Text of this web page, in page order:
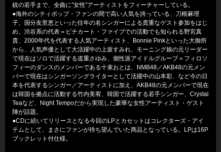
鋭の若手まで、全曲に”女性”アーティストをフィーチャーしている。
●海外のシティポップ・ファンの間で高い人気を誇っている、刀根麻理
子、国分友里恵といった往年の名シンガーによる貴重なゲスト参加をはじ
め、渋谷系の代表＝ピチカート・ファイブでの活動でも知られる野宮真
貴、2000年代を代表する人気アーティスト、Bonnie Pinkといった大御所
から、人気声優として大活躍中の上坂すみれ、モーニング娘の元リーダー
で現在はソロで活躍する道重さゆみ、個性派アイドルグループ＝フィロソ
フィーのダンスのメンバーである十束おとは、NMB48／AKB48の元メン
バーで現在はシンガーソングライターとして活躍中の山本彩、など今の日
本を代表するシンガー／アーティストに加え、AKB48の元メンバーで現在
は韓国を拠点に活動する竹内美宥、韓国で活躍する若手シンガー、Crystal
Teaなど、Night Tempoだから実現した豪華な女性アーティスト・ゲスト
陣が話題。
●CDに続いてリリースとなる今回のLPとカセットはコレクターズ・アイ
テムとして、まさにファンが待ち望んでいた商品となっている。LPは16P
ブックレット付仕様。